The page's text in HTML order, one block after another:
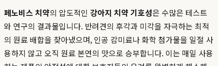
페노비스 치약의 압도적인 강아지 치약 기호성은 수많은 테스트
와 연구의 결과물입니다. 반려견의 후각과 미각을 자극하는 최적
의 원료 배합을 찾아냈으며, 인공 감미료나 화학 첨가물을 일절 사
용하지 않고 오직 원료 본연의 맛으로 승부합니다. 이는 매일 사용